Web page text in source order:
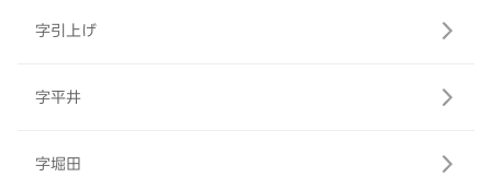
字引上げ
字平井
字堀田